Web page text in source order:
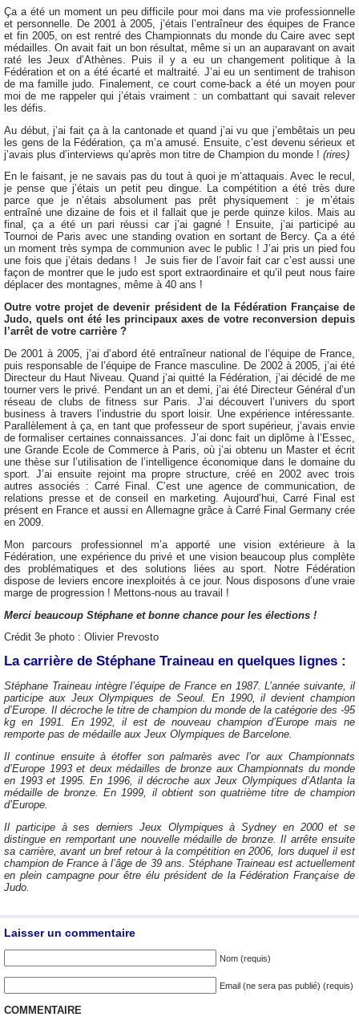
Ça a été un moment un peu difficile pour moi dans ma vie professionnelle
et personnelle. De 2001 à 2005, j’étais l’entraîneur des équipes de France
et fin 2005, on est rentré des Championnats du monde du Caire avec sept
médailles. On avait fait un bon résultat, même si un an auparavant on avait
raté les Jeux d’Athènes. Puis il y a eu un changement politique à la
Fédération et on a été écarté et maltraité. J’ai eu un sentiment de trahison
de ma famille judo. Finalement, ce court come-back a été un moyen pour
moi de me rappeler qui j’étais vraiment : un combattant qui savait relever
les défis.
Au début, j’ai fait ça à la cantonade et quand j’ai vu que j’embêtais un peu
les gens de la Fédération, ça m’a amusé. Ensuite, c’est devenu sérieux et
j’avais plus d’interviews qu’après mon titre de Champion du monde ! (rires)
En le faisant, je ne savais pas du tout à quoi je m’attaquais. Avec le recul,
je pense que j’étais un petit peu dingue. La compétition a été très dure
parce que je n’étais absolument pas prêt physiquement : je m’étais
entraîné une dizaine de fois et il fallait que je perde quinze kilos. Mais au
final, ça a été un pari réussi car j’ai gagné ! Ensuite, j’ai participé au
Tournoi de Paris avec une standing ovation en sortant de Bercy. Ça a été
un moment très sympa de communion avec le public ! J’ai pris un pied fou
une fois que j’étais dedans ! Je suis fier de l’avoir fait car c’est aussi une
façon de montrer que le judo est sport extraordinaire et qu’il peut nous faire
déplacer des montagnes, même à 40 ans !
Outre votre projet de devenir président de la Fédération Française de
Judo, quels ont été les principaux axes de votre reconversion depuis
l’arrêt de votre carrière ?
De 2001 à 2005, j’ai d’abord été entraîneur national de l’équipe de France,
puis responsable de l’équipe de France masculine. De 2002 à 2005, j’ai été
Directeur du Haut Niveau. Quand j’ai quitté la Fédération, j’ai décidé de me
tourner vers le privé. Pendant un an et demi, j’ai été Directeur Général d’un
réseau de clubs de fitness sur Paris. J’ai découvert l’univers du sport
business à travers l’industrie du sport loisir. Une expérience intéressante.
Parallèlement à ça, en tant que professeur de sport supérieur, j’avais envie
de formaliser certaines connaissances. J’ai donc fait un diplôme à l’Essec,
une Grande Ecole de Commerce à Paris, où j’ai obtenu un Master et écrit
une thèse sur l’utilisation de l’intelligence économique dans le domaine du
sport. J’ai ensuite rejoint ma propre structure, créé en 2002 avec trois
autres associés : Carré Final. C’est une agence de communication, de
relations presse et de conseil en marketing. Aujourd’hui, Carré Final est
présent en France et aussi en Allemagne grâce à Carré Final Germany crée
en 2009.
Mon parcours professionnel m’a apporté une vision extérieure à la
Fédération, une expérience du privé et une vision beaucoup plus complète
des problématiques et des solutions liées au sport. Notre Fédération
dispose de leviers encore inexploités à ce jour. Nous disposons d’une vraie
marge de progression ! Mettons-nous au travail !
Merci beaucoup Stéphane et bonne chance pour les élections !
Crédit 3e photo : Olivier Prevosto
La carrière de Stéphane Traineau en quelques lignes :
Stéphane Traineau intègre l’équipe de France en 1987. L’année suivante, il
participe aux Jeux Olympiques de Seoul. En 1990, il devient champion
d’Europe. Il décroche le titre de champion du monde de la catégorie des -95
kg en 1991. En 1992, il est de nouveau champion d’Europe mais ne
remporte pas de médaille aux Jeux Olympiques de Barcelone.
Il continue ensuite à étoffer son palmarès avec l’or aux Championnats
d’Europe 1993 et deux médailles de bronze aux Championnats du monde
en 1993 et 1995. En 1996, il décroche aux Jeux Olympiques d’Atlanta la
médaille de bronze. En 1999, il obtient son quatrième titre de champion
d’Europe.
Il participe à ses derniers Jeux Olympiques à Sydney en 2000 et se
distingue en remportant une nouvelle médaille de bronze. Il arrête ensuite
sa carrière, avant un bref retour à la compétition en 2006, lors duquel il est
champion de France à l’âge de 39 ans. Stéphane Traineau est actuellement
en plein campagne pour être élu président de la Fédération Française de
Judo.
Laisser un commentaire
Nom (requis)
Email (ne sera pas publié) (requis)
COMMENTAIRE